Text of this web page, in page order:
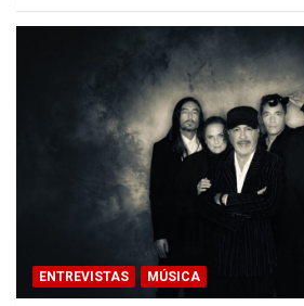
ENTREVISTAS MÚSICA